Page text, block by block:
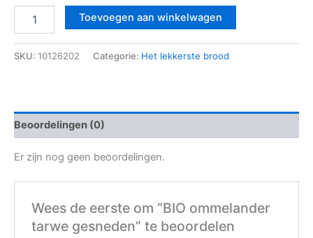
Toevoegen aan winkelwagen
SKU: 10126202 Categorie: Het lekkerste brood
Beoordelingen (0)
Er zijn nog geen beoordelingen.
Wees de eerste om “BIO ommelander
tarwe gesneden” te beoordelen